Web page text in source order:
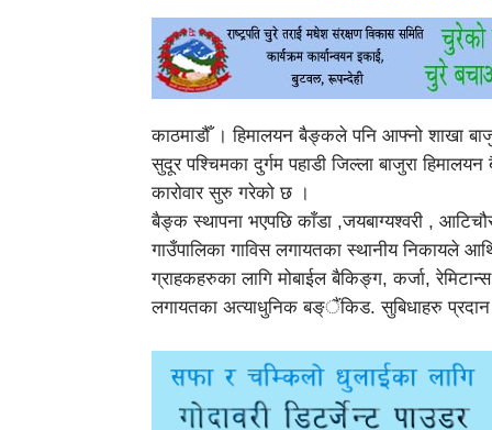
काठमाडौँ । हिमालयन बैङ्कले पनि आफ्नो शाखा
सुदूर पश्चिमका दुर्गम पहाडी जिल्ला बाजुरा
कारोवार सुरु गरेको छ ।
बैङ्क स्थापना भएपछि काँडा ,जयबाग्यश्वरी ,
गाउँपालिका गाविस लगायतका स्थानीय निकायले
ग्राहकहरुका लागि मोबाईल बैकिङ्ग, कर्जा,
लगायतका अत्याधुनिक बङ्ैंकिड. सुबिधाहरु